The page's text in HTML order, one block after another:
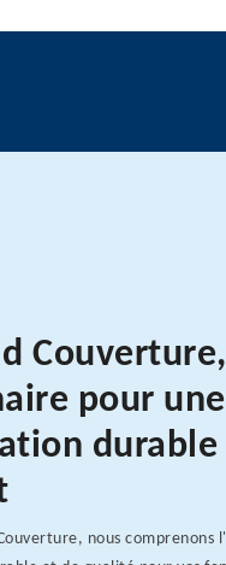
pour une
durable
nous comprenons